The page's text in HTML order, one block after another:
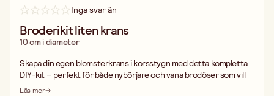
Inga svar än
Broderikit liten krans
10 cm i diameter
Skapa din egen blomsterkrans i korsstygn med detta kompletta
DIY-kit – perfekt för både nybörjare och vana brodöser som vill
njuta av en stunds kreativ avkoppling.
Läs mer